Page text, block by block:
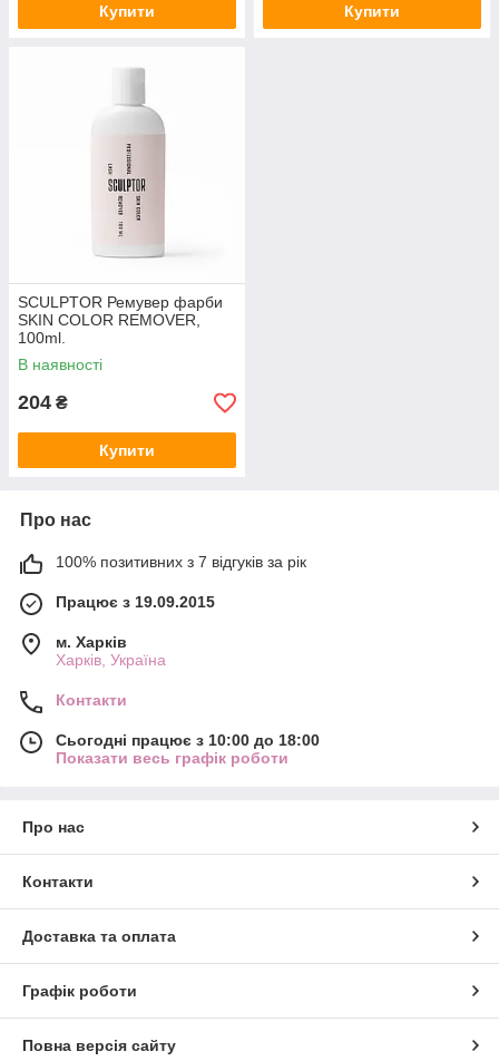
Купити Купити
SCULPTOR Ремувер фарби
SKIN COLOR REMOVER,
100ml.
В наявності
204 ₴
Купити
Про нас
100% позитивних з 7 відгуків за рік
Працює з 19.09.2015
м. Харків
Харків, Україна
Контакти
Сьогодні працює з 10:00 до 18:00
Показати весь графік роботи
Про нас
Контакти
Доставка та оплата
Графік роботи
Повна версія сайту